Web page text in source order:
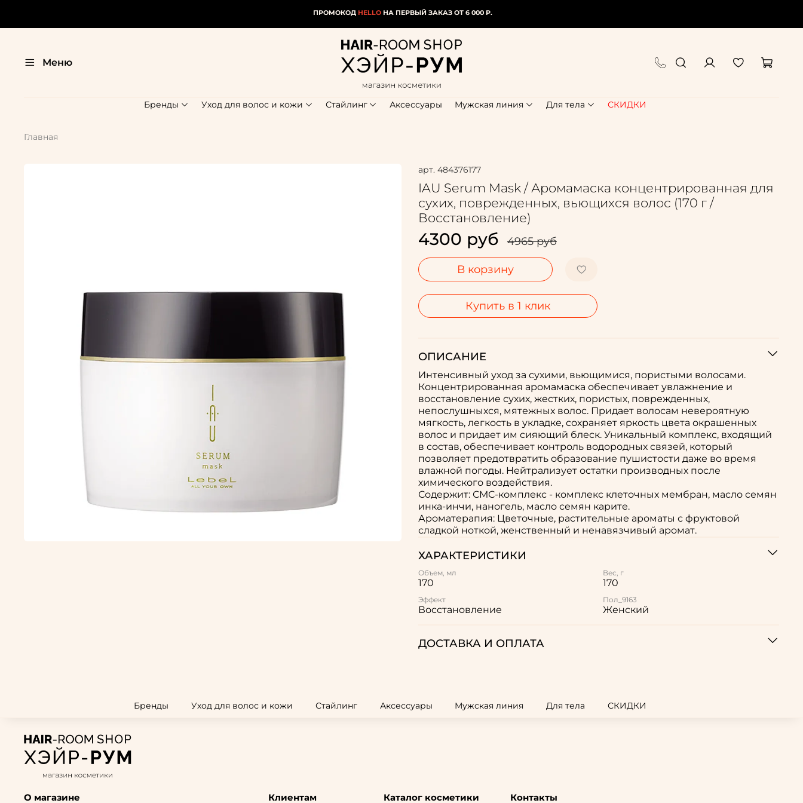
ПРОМОКОД HELLOНА ПЕРВЫЙ ЗАКАЗ ОТ 6 000 Р.
Меню
Бренды Уход для волос и кожи Стайлинг Аксессуары Мужская линия Для тела СКИДКИ
Главная
арт. 484376177
IAU Serum Mask / Аромамаска концентрированная для
сухих, поврежденных, вьющихся волос (170 г /
Восстановление)
4300 руб 4965 руб
В корзину
Купить в 1 клик
ОПИСАНИЕ
Интенсивный уход за сухими, вьющимися, пористыми волосами.
Концентрированная аромамаска обеспечивает увлажнение и
восстановление сухих, жестких, пористых, поврежденных,
непослушныхся, мятежных волос. Придает волосам невероятную
мягкость, легкость в укладке, сохраняет яркость цвета окрашенных
волос и придает им сияющий блеск. Уникальный комплекс, входящий
в состав, обеспечивает контроль водородных связей, который
позволяет предотвратить образование пушистости даже во время
влажной погоды. Нейтрализует остатки производных после
химического воздействия.
Содержит: СМС-комплекс - комплекс клеточных мембран, масло семян
инка-инчи, наногель, масло семян карите.
Ароматерапия: Цветочные, растительные ароматы с фруктовой
сладкой ноткой, женственный и ненавязчивый аромат.
ХАРАКТЕРИСТИКИ
Объем, мл
170
Вес, г
170
Эффект
Восстановление
Пол_9163
Женский
ДОСТАВКА И ОПЛАТА
Бренды Уход для волос и кожи Стайлинг Аксессуары Мужская линия Для тела СКИДКИ
О магазине Клиентам Каталог косметики Контакты